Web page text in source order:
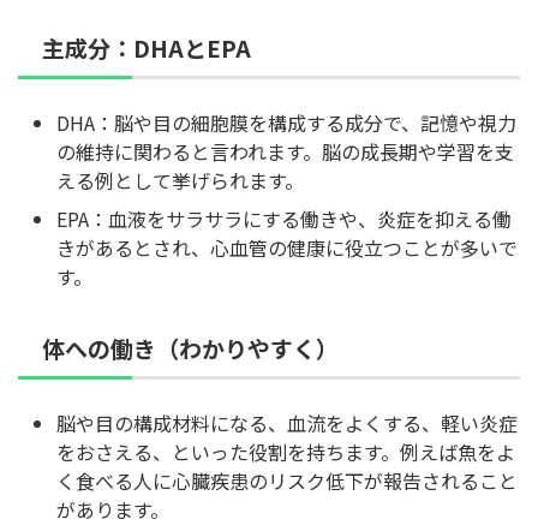
主成分：DHAとEPA
DHA：脳や目の細胞膜を構成する成分で、記憶や視力
の維持に関わると言われます。脳の成長期や学習を支
える例として挙げられます。
EPA：血液をサラサラにする働きや、炎症を抑える働
きがあるとされ、心血管の健康に役立つことが多いで
す。
体への働き（わかりやすく）
脳や目の構成材料になる、血流をよくする、軽い炎症
をおさえる、といった役割を持ちます。例えば魚をよ
く食べる人に心臓疾患のリスク低下が報告されること
があります。